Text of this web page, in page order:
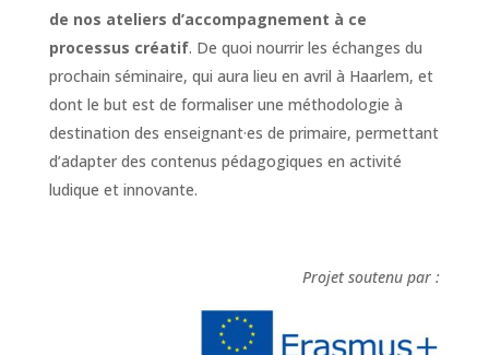
de nos ateliers d’accompagnement à ce
processus créatif. De quoi nourrir les échanges du
prochain séminaire, qui aura lieu en avril à Haarlem, et
dont le but est de formaliser une méthodologie à
destination des enseignant·es de primaire, permettant
d’adapter des contenus pédagogiques en activité
ludique et innovante.​
Projet soutenu par :